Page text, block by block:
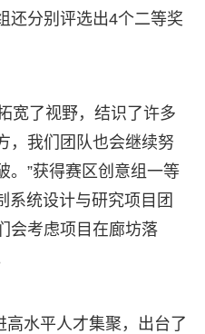
还分别评选出4个二等奖
宽了视野，结识了许多
，我们团队也会继续努
。”获得赛区创意组一等
系统设计与研究项目团
会考虑项目在廊坊落
高水平人才集聚，出台了